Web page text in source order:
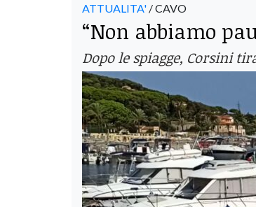
ATTUALITA' / CAVO
“Non abbiamo
Dopo le spiagge, Corsini